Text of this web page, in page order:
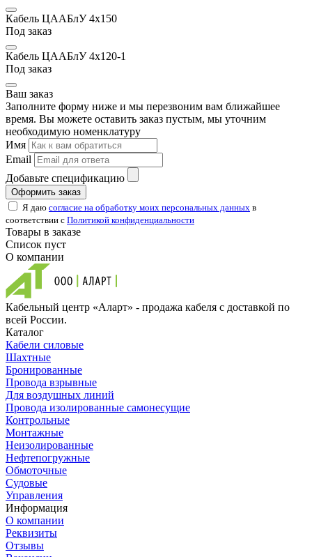
Кабель ЦААБлУ 4х150
Под заказ
Кабель ЦААБлУ 4х120-1
Под заказ
Ваш заказ
Заполните форму ниже и мы перезвоним вам ближайшее
время. Вы можете оставить заказ пустым, мы уточним
необходимую номенклатуру
Имя
Email
Добавьте спецификацию
Оформить заказ
Я даю согласие на обработку моих персональных данных в
соответствии с Политикой конфиденциальности
Товары в заказе
Список пуст
О компании
Кабельный центр «Аларт» - продажа кабеля с доставкой по
всей России.
Каталог
Кабели силовые
Шахтные
Бронированные
Провода взрывные
Для воздушных линий
Провода изолированные самонесущие
Контрольные
Монтажные
Неизолированные
Нефтепогружные
Обмоточные
Судовые
Управления
Информация
О компании
Реквизиты
Отзывы